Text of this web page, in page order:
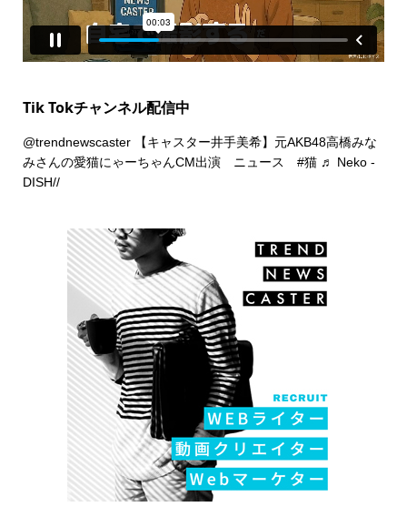
Tik Tokチャンネル配信中
@trendnewscaster【キャスター井手美希】元AKB48高橋みな
みさんの愛猫にゃーちゃんCM出演 ニュース #猫 ♬ Neko -
DISH//